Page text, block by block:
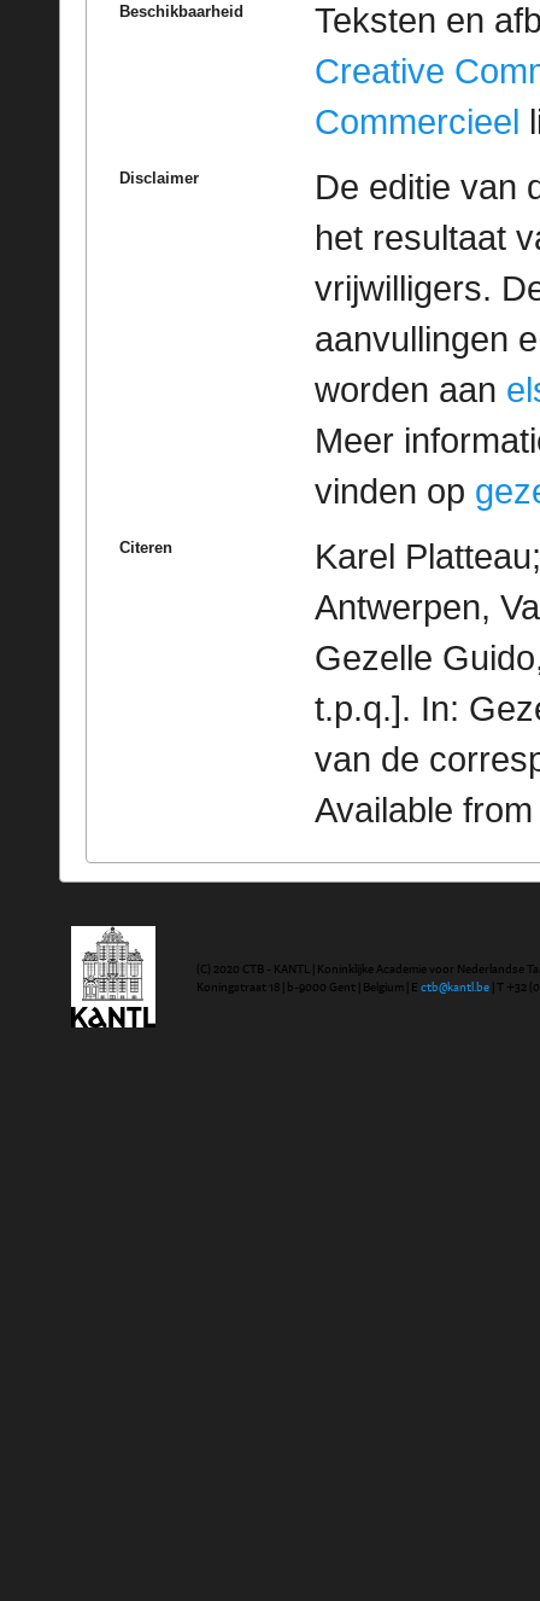
Beschikbaarheid
Teksten en
Creative
Commercieel
Disclaimer
De editie van
het resultaat
vrijwilligers.
aanvullingen
worden aan
Meer
vinden op
Citeren
Karel
Antwerpen,
Gezelle
t.p.q.]. In:
van de
Available
(C) 2020 CTB - KANTL | Koninklijke Academie voor Nederlandse
Koningstraat 18 | b-9000 Gent | Belgium | E ctb@kantl.be | T +32